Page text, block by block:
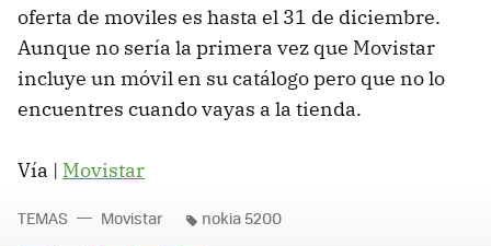
oferta de moviles es hasta el 31 de diciembre.
Aunque no sería la primera vez que Movistar
incluye un móvil en su catálogo pero que no lo
encuentres cuando vayas a la tienda.
Vía | Movistar
TEMAS Movistar nokia 5200